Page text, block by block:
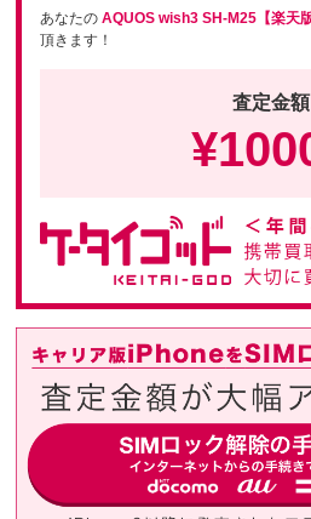
あなたのAQUOS wish3 SH-M25【楽天版
頂きます！
査定金額
¥